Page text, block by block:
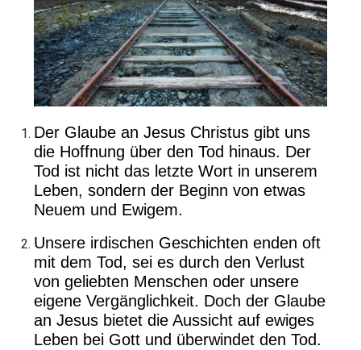
Der Glaube an Jesus Christus gibt uns
die Hoffnung über den Tod hinaus. Der
Tod ist nicht das letzte Wort in unserem
Leben, sondern der Beginn von etwas
Neuem und Ewigem.
Unsere irdischen Geschichten enden oft
mit dem Tod, sei es durch den Verlust
von geliebten Menschen oder unsere
eigene Vergänglichkeit. Doch der Glaube
an Jesus bietet die Aussicht auf ewiges
Leben bei Gott und überwindet den Tod.